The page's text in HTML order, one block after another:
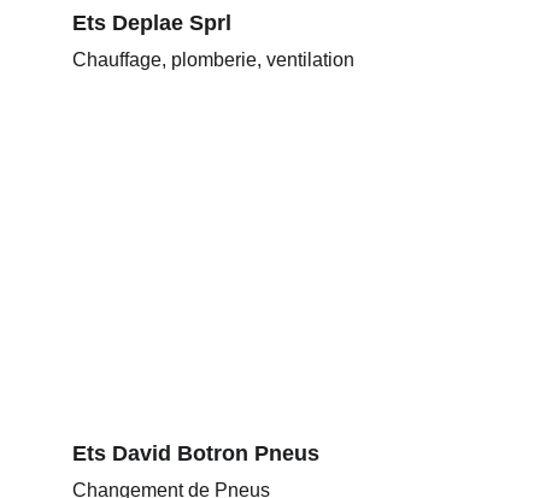
Ets Deplae Sprl
Chauffage, plomberie, ventilation
Ets David Botron Pneus
Changement de Pneus